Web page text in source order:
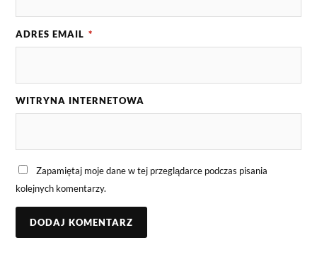
ADRES EMAIL *
WITRYNA INTERNETOWA
Zapamiętaj moje dane w tej przeglądarce podczas pisania
kolejnych komentarzy.